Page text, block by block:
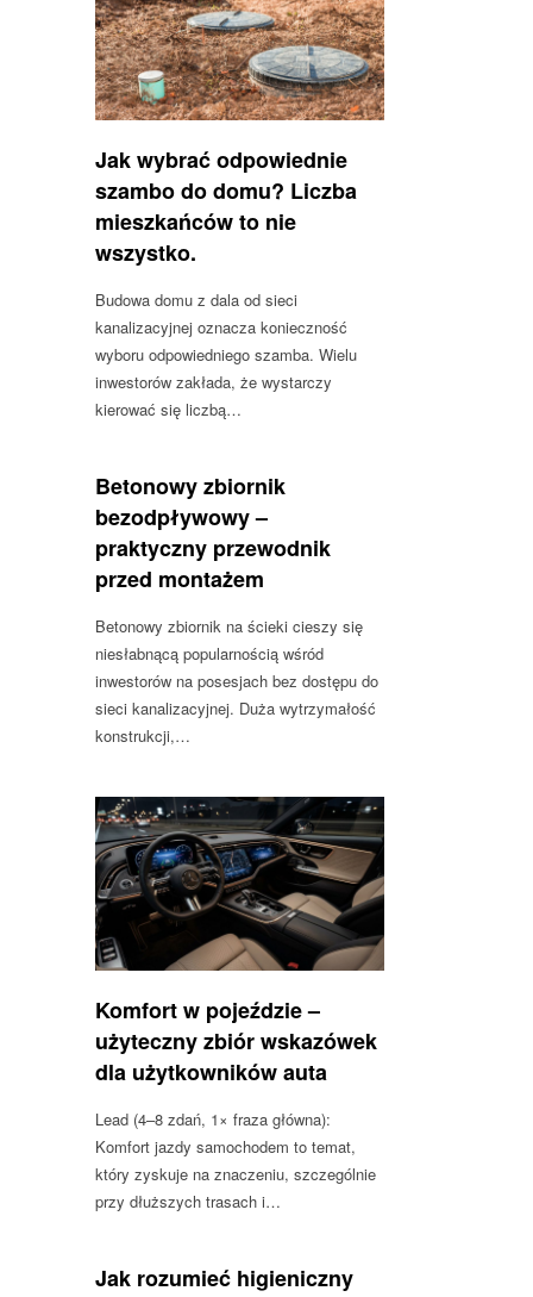
Jak wybrać odpowiednie
szambo do domu? Liczba
mieszkańców to nie
wszystko.
Budowa domu z dala od sieci
kanalizacyjnej oznacza konieczność
wyboru odpowiedniego szamba. Wielu
inwestorów zakłada, że wystarczy
kierować się liczbą…
Betonowy zbiornik
bezodpływowy –
praktyczny przewodnik
przed montażem
Betonowy zbiornik na ścieki cieszy się
niesłabnącą popularnością wśród
inwestorów na posesjach bez dostępu do
sieci kanalizacyjnej. Duża wytrzymałość
konstrukcji,…
Komfort w pojeździe –
użyteczny zbiór wskazówek
dla użytkowników auta
Lead (4–8 zdań, 1× fraza główna):
Komfort jazdy samochodem to temat,
który zyskuje na znaczeniu, szczególnie
przy dłuższych trasach i…
Jak rozumieć higieniczny